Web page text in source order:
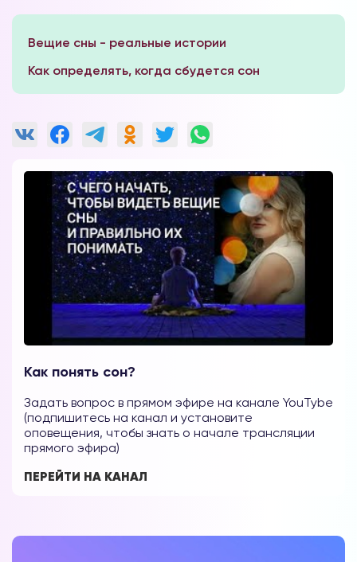
Вещие сны - реальные истории
Как определять, когда сбудется сон
Как понять сон?
Задать вопрос в прямом эфире на канале YouTybe
(подпишитесь на канал и установите
оповещения, чтобы знать о начале трансляции
прямого эфира)
ПЕРЕЙТИ НА КАНАЛ